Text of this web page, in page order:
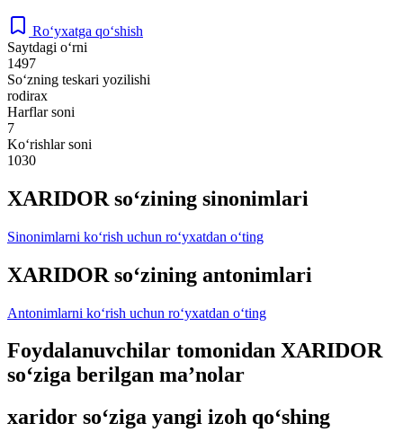
Ro‘yxatga qo‘shish
Saytdagi o‘rni
1497
So‘zning teskari yozilishi
rodirax
Harflar soni
7
Ko‘rishlar soni
1030
XARIDOR so‘zining sinonimlari
Sinonimlarni ko‘rish uchun ro‘yxatdan o‘ting
XARIDOR so‘zining antonimlari
Antonimlarni ko‘rish uchun ro‘yxatdan o‘ting
Foydalanuvchilar tomonidan XARIDOR
so‘ziga berilgan ma’nolar
xaridor so‘ziga yangi izoh qo‘shing